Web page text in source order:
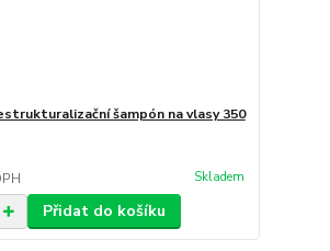
šampón na vlasy 350
Skladem
Přidat do košíku